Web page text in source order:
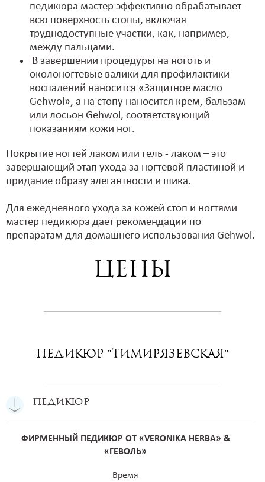
педикюра мастер эффективно обрабатывает
всю поверхность стопы, включая
труднодоступные участки, как, например,
между пальцами.
В завершении процедуры на ноготь и
околоногтевые валики для профилактики
воспалений наносится «Защитное масло
Gehwol», а на стопу наносится крем, бальзам
или лосьон Gehwol, соответствующий
показаниям кожи ног.
Покрытие ногтей лаком или гель - лаком – это
завершающий этап ухода за ногтевой пластиной и
придание образу элегантности и шика.
Для ежедневного ухода за кожей стоп и ногтями
мастер педикюра дает рекомендации по
препаратам для домашнего использования Gehwol.
Цены
Педикюр "Тимирязевская"
ПЕДИКЮР
ФИРМЕННЫЙ ПЕДИКЮР ОТ «VERONIKA HERBA» &
«ГЕВОЛЬ»
Время